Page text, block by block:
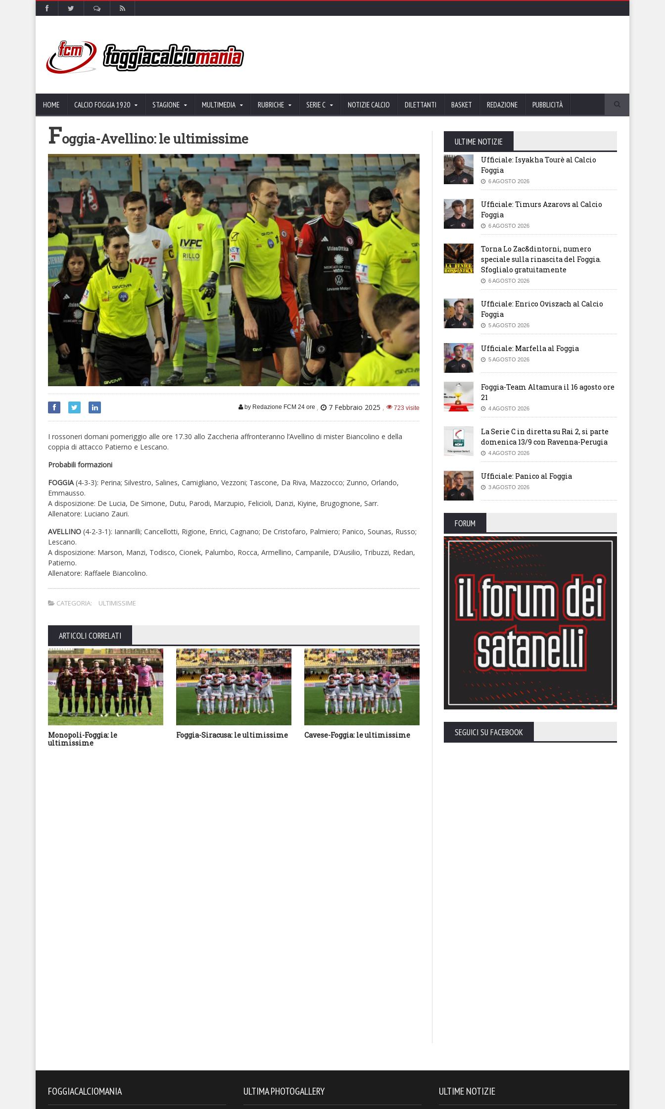
HOME CALCIO FOGGIA 1920 STAGIONE MULTIMEDIA RUBRICHE SERIE C NOTIZIE CALCIO DILETTANTI BASKET REDAZIONE PUBBLICITÀ
Foggia-Avellino: le ultimissime
by Redazione FCM 24 ore , 7 Febbraio 2025 , 723 visite
I rossoneri domani pomeriggio alle ore 17.30 allo Zaccheria affronteranno l’Avellino di mister Biancolino e della
coppia di attacco Patierno e Lescano.
Probabili formazioni
FOGGIA(4-3-3): Perina; Silvestro, Salines, Camigliano, Vezzoni; Tascone, Da Riva, Mazzocco; Zunno, Orlando,
Emmausso.
A disposizione: De Lucia, De Simone, Dutu, Parodi, Marzupio, Felicioli, Danzi, Kiyine, Brugognone, Sarr.
Allenatore: Luciano Zauri.
AVELLINO (4-2-3-1): Iannarilli; Cancellotti, Rigione, Enrici, Cagnano; De Cristofaro, Palmiero; Panico, Sounas, Russo;
Lescano.
A disposizione: Marson, Manzi, Todisco, Cionek, Palumbo, Rocca, Armellino, Campanile, D’Ausilio, Tribuzzi, Redan,
Patierno.
Allenatore: Raffaele Biancolino.
CATEGORIA: ULTIMISSIME
ARTICOLI CORRELATI
Monopoli-Foggia: le
ultimissime
Foggia-Siracusa: le ultimissime Cavese-Foggia: le ultimissime
Benevento-Foggia: le
ultimissime
ULTIME NOTIZIE
Ufficiale: Isyakha Tourè al Calcio
Foggia
6 AGOSTO 2026
Ufficiale: Timurs Azarovs al Calcio
Foggia
6 AGOSTO 2026
Torna Lo Zac&dintorni, numero
speciale sulla rinascita del Foggia.
Sfoglialo gratuitamente
6 AGOSTO 2026
Ufficiale: Enrico Oviszach al Calcio
Foggia
5 AGOSTO 2026
Ufficiale: Marfella al Foggia
5 AGOSTO 2026
Foggia-Team Altamura il 16 agosto ore
21
4 AGOSTO 2026
La Serie C in diretta su Rai 2, si parte
domenica 13/9 con Ravenna-Perugia
4 AGOSTO 2026
Ufficiale: Panico al Foggia
3 AGOSTO 2026
FORUM
SEGUICI SU FACEBOOK
FOGGIACALCIOMANIA ULTIMA PHOTOGALLERY ULTIME NOTIZIE